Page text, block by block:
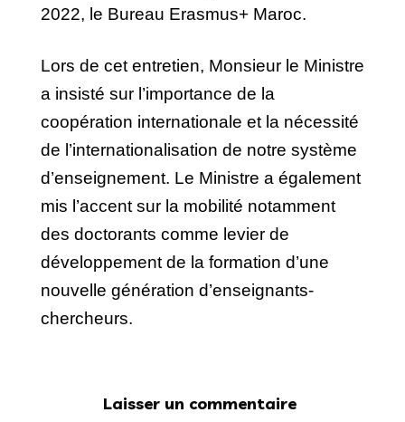
2022, le Bureau Erasmus+ Maroc.
Lors de cet entretien, Monsieur le Ministre
a insisté sur l’importance de la
coopération internationale et la nécessité
de l’internationalisation de notre système
d’enseignement. Le Ministre a également
mis l’accent sur la mobilité notamment
des doctorants comme levier de
développement de la formation d’une
nouvelle génération d’enseignants-
chercheurs.
Laisser un commentaire